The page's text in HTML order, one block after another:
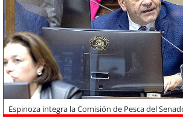
Tecnología
Sostenibilidad
soychile
soyarica
Espinoza integra la Comisión de Pesca del